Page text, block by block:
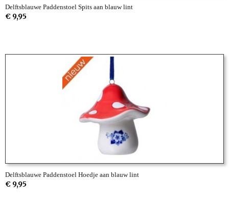
Delftsblauwe Paddenstoel Spits aan blauw lint
€ 9,95
Delftsblauwe Paddenstoel Hoedje aan blauw lint
€ 9,95